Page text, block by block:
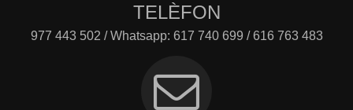
TELÈFON
977 443 502 / Whatsapp: 617 740 699 / 616 763 483